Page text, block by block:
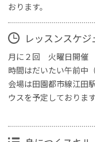
おります。
レッスンスケジ
月に２回 火曜日開催
時間はだいたい午前中
会場は田園都市線江田
ウスを予定しておりま